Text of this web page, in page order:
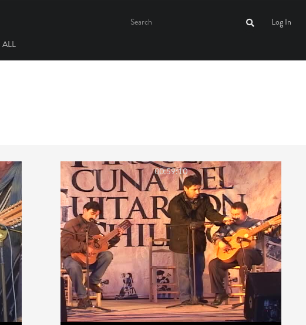
Log In
ALL
00:59:10